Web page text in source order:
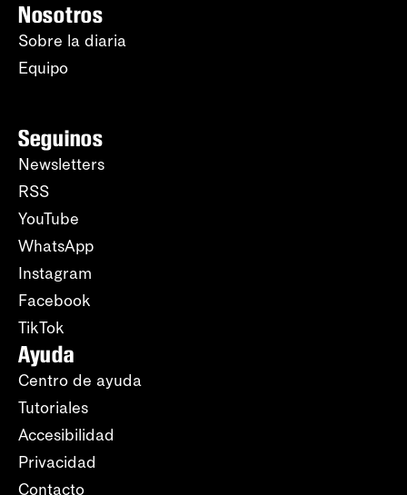
Nosotros
Sobre la diaria
Equipo
Seguinos
Newsletters
RSS
YouTube
WhatsApp
Instagram
Facebook
TikTok
Ayuda
Centro de ayuda
Tutoriales
Accesibilidad
Privacidad
Contacto